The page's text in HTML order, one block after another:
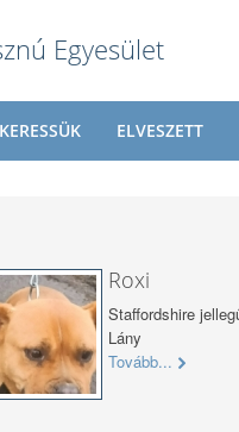
Egyesület
ELVESZETT
Roxi
Staffordshire
Lány
Tovább...